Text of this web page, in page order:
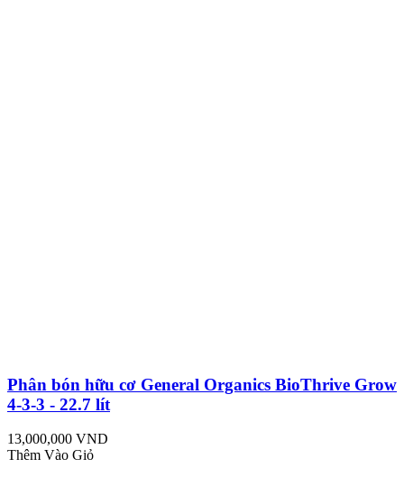
Phân bón hữu cơ General Organics BioThrive Grow
4-3-3 - 22.7 lít
13,000,000 VND
Thêm Vào Giỏ